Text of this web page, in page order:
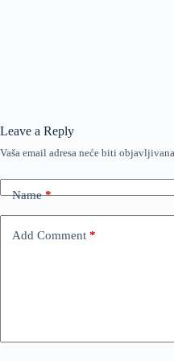
Leave a Reply
Vaša email adresa neće biti
Name*
Add Comment *